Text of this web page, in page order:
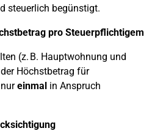
steuerlich begünstigt.
pro Steuerpflichtigem
(z. B. Hauptwohnung und
Höchstbetrag für
einmal in Anspruch